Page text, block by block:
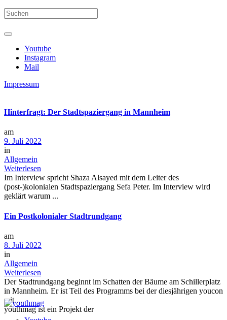
Youtube
Instagram
Mail
Impressum
Hinterfragt: Der Stadtspaziergang in Mannheim
am
9. Juli 2022
in
Allgemein
Weiterlesen
Im Interview spricht Shaza Alsayed mit dem Leiter des
(post-)kolonialen Stadtspaziergang Sefa Peter. Im Interview wird
geklärt warum ...
Ein Postkolonialer Stadtrundgang
am
8. Juli 2022
in
Allgemein
Weiterlesen
Der Stadtrundgang beginnt im Schatten der Bäume am Schillerplatz
in Mannheim. Er ist Teil des Programms bei der diesjährigen youcon
mit ...
youthmag ist ein Projekt der